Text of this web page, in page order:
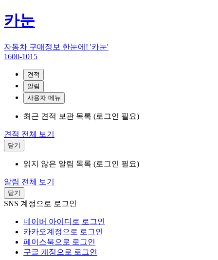
카눈
자동차 구매정보 한눈에! '카눈'
1600-1015
견적
알림
사용자 메뉴
최근 견적 보관 목록 (로그인 필요)
견적 전체 보기
닫기
읽지 않은 알림 목록 (로그인 필요)
알림 전체 보기
닫기
SNS 계정으로 로그인
네이버 아이디로 로그인
카카오계정으로 로그인
페이스북으로 로그인
구글 계정으로 로그인